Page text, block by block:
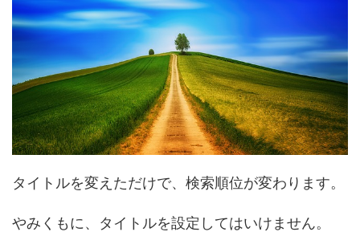
タイトルを変えただけで、検索順位が変わります。
やみくもに、タイトルを設定してはいけません。